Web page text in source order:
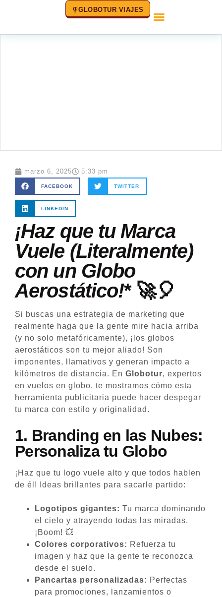
GLOBOTUR VIAJES
marzo 6, 2025 5:33 pm
FACEBOOK TWITTER
LINKEDIN
¡Haz que tu Marca
Vuele (Literalmente)
con un Globo
Aerostático!* 🚀🎈
Si buscas una estrategia de marketing que
realmente haga que la gente mire hacia arriba
(y no solo metafóricamente), ¡los globos
aerostáticos son tu mejor aliado! Son
imponentes, llamativos y generan impacto a
kilómetros de distancia. En Globotur, expertos
en vuelos en globo, te mostramos cómo esta
herramienta publicitaria puede hacer despegar
tu marca con estilo y originalidad.
1. Branding en las Nubes:
Personaliza tu Globo
¡Haz que tu logo vuele alto y que todos hablen
de él! Ideas brillantes para sacarle partido:
Logotipos gigantes: Tu marca dominando
el cielo y atrayendo todas las miradas.
¡Boom! 💥
Colores corporativos: Refuerza tu
imagen y haz que la gente te reconozca
desde el suelo.
Pancartas personalizadas: Perfectas
para promociones, lanzamientos o